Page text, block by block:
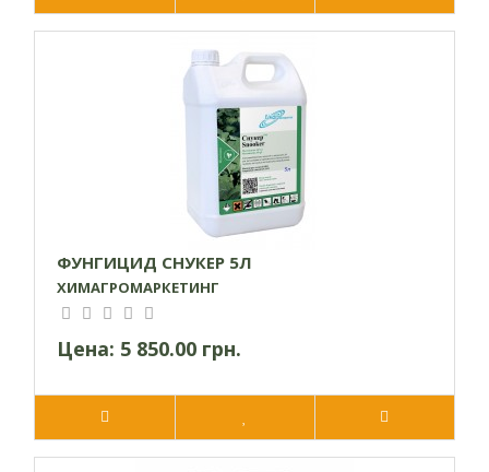
ФУНГИЦИД СНУКЕР 5Л
ХИМАГРОМАРКЕТИНГ
Цена: 5 850.00 грн.